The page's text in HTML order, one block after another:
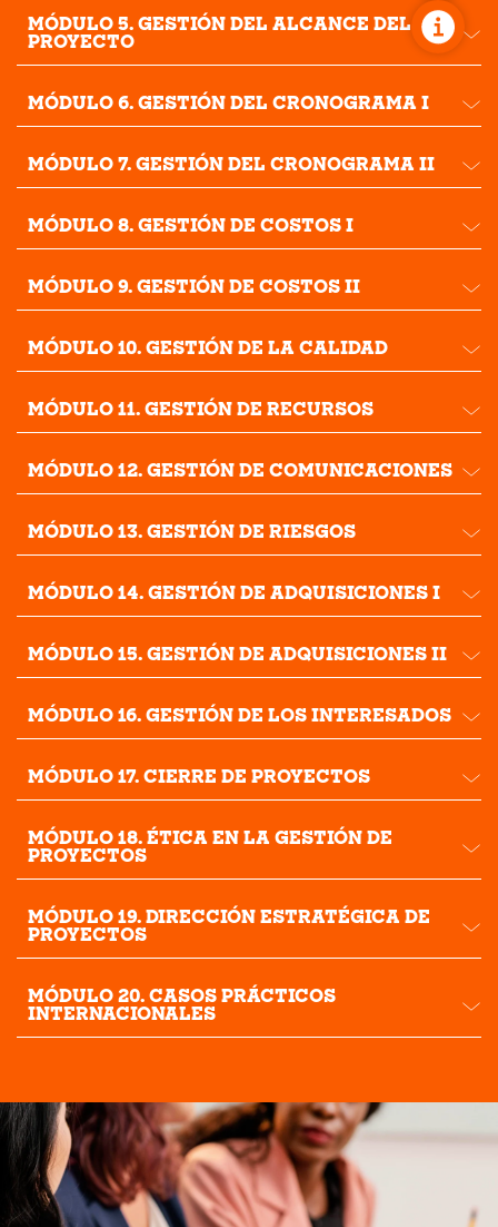
MÓDULO 5. GESTIÓN DEL ALCANCE DEL
PROYECTO
MÓDULO 6. GESTIÓN DEL CRONOGRAMA I
MÓDULO 7. GESTIÓN DEL CRONOGRAMA II
MÓDULO 8. GESTIÓN DE COSTOS I
MÓDULO 9. GESTIÓN DE COSTOS II
MÓDULO 10. GESTIÓN DE LA CALIDAD
MÓDULO 11. GESTIÓN DE RECURSOS
MÓDULO 12. GESTIÓN DE COMUNICACIONES
MÓDULO 13. GESTIÓN DE RIESGOS
MÓDULO 14. GESTIÓN DE ADQUISICIONES I
MÓDULO 15. GESTIÓN DE ADQUISICIONES II
MÓDULO 16. GESTIÓN DE LOS INTERESADOS
MÓDULO 17. CIERRE DE PROYECTOS
MÓDULO 18. ÉTICA EN LA GESTIÓN DE
PROYECTOS
MÓDULO 19. DIRECCIÓN ESTRATÉGICA DE
PROYECTOS
MÓDULO 20. CASOS PRÁCTICOS
INTERNACIONALES